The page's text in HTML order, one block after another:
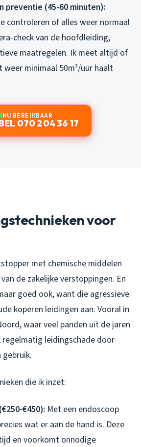
preventie (45-60 minuten):
controleren of alles weer normaal
check van de hoofdleiding,
maatregelen. Ik meet altijd of
minimaal 50m³/uur haalt
NU BEREIKBAAR
070 204 36 17
voor
met chemische middelen
de zakelijke verstoppingen. En
goed ook, want die agressieve
koperen leidingen aan. Vooral in
waar veel panden uit de jaren
regelmatig leidingschade door
gebruik.
die ik inzet:
€450): Met een endoscoop
wat er aan de hand is. Deze
en voorkomt onnodige